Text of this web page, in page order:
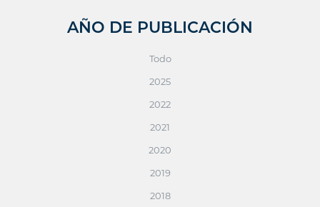
AÑO DE PUBLICACIÓN
Todo
2025
2022
2021
2020
2019
2018